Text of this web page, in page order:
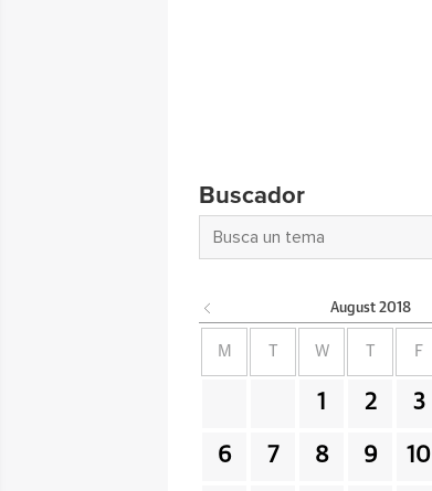
Buscador
August 2018
M W F
1 2 3
6 7 8 9 10